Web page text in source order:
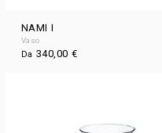
NAMI I
Vaso
Da340,00 €